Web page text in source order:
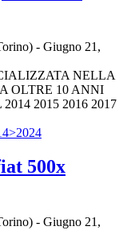
- Giugno 21,
NELLA
OLTRE 10 ANNI
2015 2016 2017
500x
- Giugno 21,